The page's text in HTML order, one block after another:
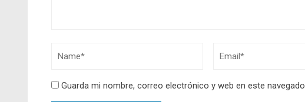
Guarda mi nombre, correo electrónico y web en este